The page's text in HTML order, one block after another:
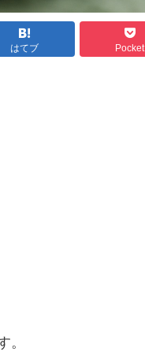
はてブ Pocket
。